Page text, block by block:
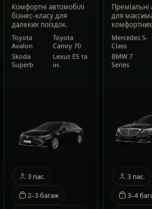
Комфортні автомобілі
бізнес-класу для
далеких поїздок.
Toyota
Avalon
Toyota
Camry 70
Skoda
Superb
Lexus ES та
ін.
3 пас.
2–3 багаж
Преміальні
для
комфортних
Mercedes S-
Class
BMW 7
Series
3 пас.
3–4